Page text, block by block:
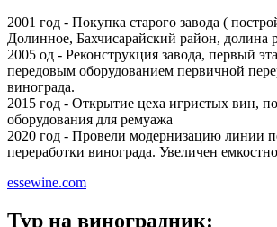
2001 год - Покупка старого завода (
Долинное, Бахчисарайский район, долина
2005 од - Реконструкция завода, первый
передовым оборудованием первичной
винограда.
2015 год - Открытие цеха игристых вин,
оборудования для ремуажа
2020 год - Провели модернизацию линии
переработки винограда. Увеличен
essewine.com
Тур на виноградник: